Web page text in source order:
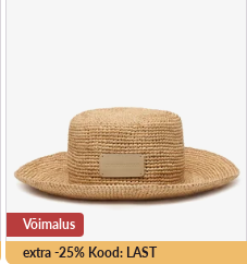
extra -25% Kood: LAST
Võimalus